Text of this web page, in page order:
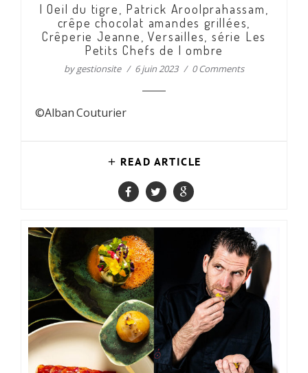
l Oeil du tigre, Patrick Aroolprahassam,
crêpe chocolat amandes grillées,
Crêperie Jeanne, Versailles, série Les
Petits Chefs de l ombre
bygestionsite 6 juin 2023 0 Comments
©Alban Couturier
READ ARTICLE